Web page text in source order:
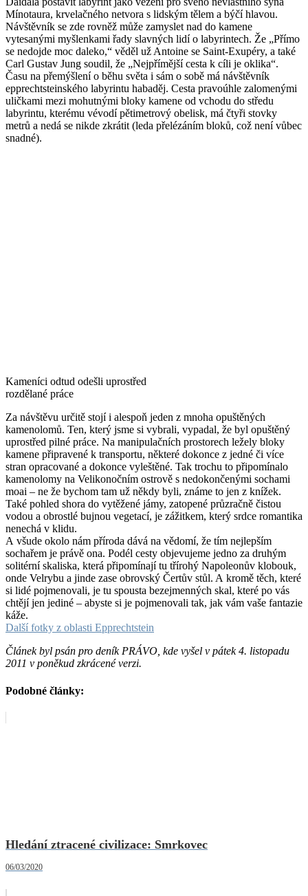
Mínotaura, krvelačného netvora s lidským tělem a býčí hlavou.
Návštěvník se zde rovněž může zamyslet nad do kamene
vytesanými myšlenkami řady slavných lidí o labyrintech. Že „Přímo
se nedojde moc daleko,“ věděl už Antoine se Saint-Exupéry, a také
Carl Gustav Jung soudil, že „Nejpřímější cesta k cíli je oklika“.
Času na přemýšlení o běhu světa i sám o sobě má návštěvník
epprechtsteinského labyrintu habaděj. Cesta pravoúhle zalomenými
uličkami mezi mohutnými bloky kamene od vchodu do středu
labyrintu, kterému vévodí pětimetrový obelisk, má čtyři stovky
metrů a nedá se nikde zkrátit (leda přelézáním bloků, což není vůbec
snadné).
Kameníci odtud odešli uprostřed
rozdělané práce
Za návštěvu určitě stojí i alespoň jeden z mnoha opuštěných
kamenolomů. Ten, který jsme si vybrali, vypadal, že byl opuštěný
uprostřed pilné práce. Na manipulačních prostorech ležely bloky
kamene připravené k transportu, některé dokonce z jedné či více
stran opracované a dokonce vyleštěné. Tak trochu to připomínalo
kamenolomy na Velikonočním ostrově s nedokončenými sochami
moai – ne že bychom tam už někdy byli, známe to jen z knížek.
Také pohled shora do vytěžené jámy, zatopené průzračně čistou
vodou a obrostlé bujnou vegetací, je zážitkem, který srdce romantika
nenechá v klidu.
A všude okolo nám příroda dává na vědomí, že tím nejlepším
sochařem je právě ona. Podél cesty objevujeme jedno za druhým
solitérní skaliska, která připomínají tu třírohý Napoleonův klobouk,
onde Velrybu a jinde zase obrovský Čertův stůl. A kromě těch, které
si lidé pojmenovali, je tu spousta bezejmenných skal, které po vás
chtějí jen jediné – abyste si je pojmenovali tak, jak vám vaše fantazie
káže.
Další fotky z oblasti Epprechtstein
Článek byl psán pro deník PRÁVO, kde vyšel v pátek 4. listopadu
2011 v poněkud zkrácené verzi.
Podobné články:
Hledání ztracené civilizace: Smrkovec
06/03/2020